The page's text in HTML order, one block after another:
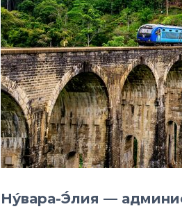
Ну́вара-Э́лия —